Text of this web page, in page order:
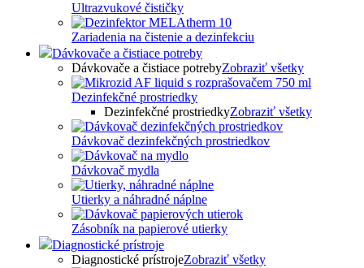
Ultrazvukové čističky
Zariadenia na čistenie a dezinfekciu
Dávkovače a čistiace potreby
Dávkovače a čistiace potrebyZobraziť všetky
Dezinfekčné prostriedky
Dezinfekčné prostriedkyZobraziť všetky
Dávkovač dezinfekčných prostriedkov
Dávkovač mydla
Utierky a náhradné náplne
Zásobník na papierové utierky
Diagnostické prístroje
Diagnostické prístrojeZobraziť všetky